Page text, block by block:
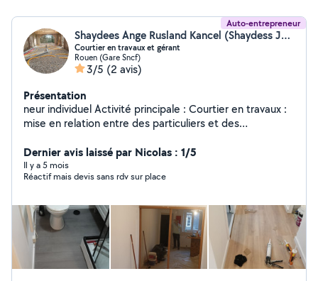
Auto-entrepreneur
Shaydees Ange Rusland Kancel (Shaydess Jaja’s Cleanup)
Courtier en travaux et gérant
Rouen (Gare Sncf)
3/5 (2 avis)
Présentation
neur individuel Activité principale : Courtier en travaux :
mise en relation entre des particuliers et des
rénovation et des professionnels du bâtiment
(prospection, recherches de solution, mise en relation
et conseils.)
Dernier avis laissé par Nicolas : 1/5
Il y a 5 mois
Réactif mais devis sans rdv sur place